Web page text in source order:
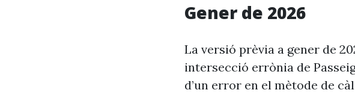
Gener de 2026
La versió prèvia a gener de
intersecció errònia de
d’un error en el mètode de